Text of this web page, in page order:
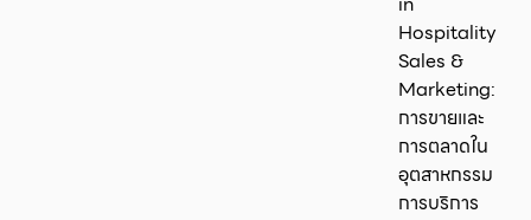
Hospitality
Sales &
Marketing:
การขายและ
การตลาดใน
อุตสาหกรรม
การบริการ